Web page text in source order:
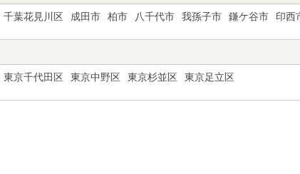
千葉花見川区 成田市 柏市 八千代市 我孫子市 鎌ケ谷市 印西
東京千代田区 東京中野区 東京杉並区 東京足立区